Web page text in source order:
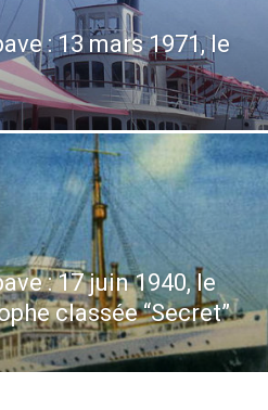
: 13 mars 1971, le
: 17 juin 1940, le
classée “Secret”